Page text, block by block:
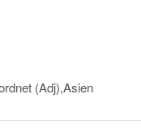
(Adj)​,Asien